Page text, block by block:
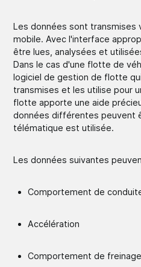
Les données sont transmises
mobile. Avec l'interface
être lues, analysées et
Dans le cas d'une flotte de
logiciel de gestion de flotte
transmises et les utilise pour
flotte apporte une aide
données différentes peuvent
télématique est utilisée.
Les données suivantes
Comportement de
Accélération
Comportement de freinage